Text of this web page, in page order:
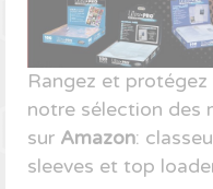
Rangez et
notre sélection des
sur Amazon:
sleeves et top